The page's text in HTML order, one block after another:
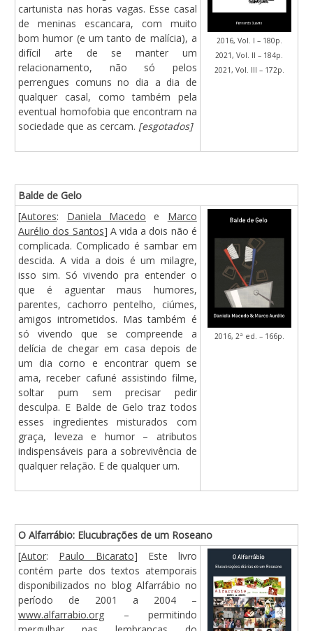
cartunista nas horas vagas. Esse casal
de meninas escancara, com muito
bom humor (e um tanto de malícia), a
difícil arte de se manter um
relacionamento, não só pelos
perrengues comuns no dia a dia de
qualquer casal, como também pela
eventual homofobia que encontram na
sociedade que as cercam. [esgotados]
2016, Vol. I – 180p.
2021, Vol. II – 184p.
2021, Vol. III – 172p.
Balde de Gelo
[Autores: Daniela Macedo e Marco
Aurélio dos Santos] A vida a dois não é
complicada. Complicado é sambar em
descida. A vida a dois é um milagre,
isso sim. Só vivendo pra entender o
que é aguentar maus humores,
parentes, cachorro pentelho, ciúmes,
amigos intrometidos. Mas também é
só vivendo que se compreende a
delícia de chegar em casa depois de
um dia corno e encontrar quem se
ama, receber cafuné assistindo filme,
soltar pum sem precisar pedir
desculpa. E Balde de Gelo traz todos
esses ingredientes misturados com
graça, leveza e humor – atributos
indispensáveis para a sobrevivência de
qualquer relação. E de qualquer um.
2016, 2ª ed. – 166p.
O Alfarrábio: Elucubrações de um Roseano
[Autor: Paulo Bicarato] Este livro
contém parte dos textos atemporais
disponibilizados no blog Alfarrábio no
período de 2001 a 2004 –
www.alfarrabio.org – permitindo